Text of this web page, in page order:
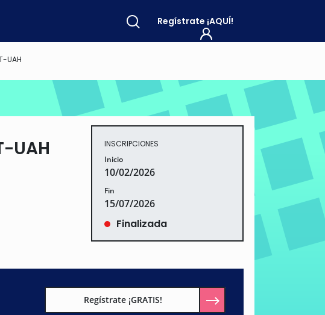
Regístrate ¡AQUÍ!
UAH
UAH
INSCRIPCIONES
Inicio
10/02/2026
Fin
15/07/2026
Finalizada
Regístrate ¡GRATIS!